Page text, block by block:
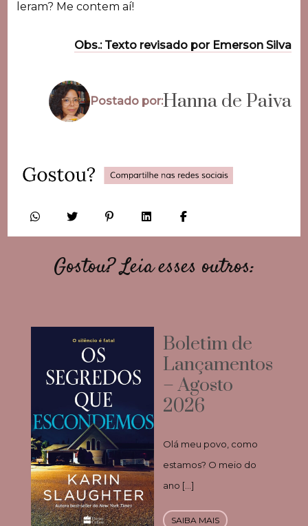
leram? Me contem aí!
Obs.: Texto revisado por Emerson Silva
Postado por:Hanna de Paiva
Gostou? Leia esses outros:
Boletim de
Lançamentos
– Agosto
2026
Olá meu povo, como
estamos? O meio do
ano […]
SAIBA MAIS